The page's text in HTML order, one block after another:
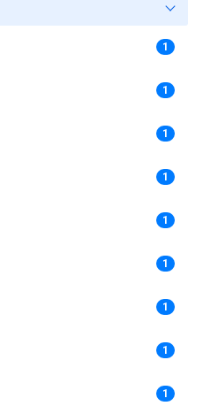
1
1
1
1
1
1
1
1
1